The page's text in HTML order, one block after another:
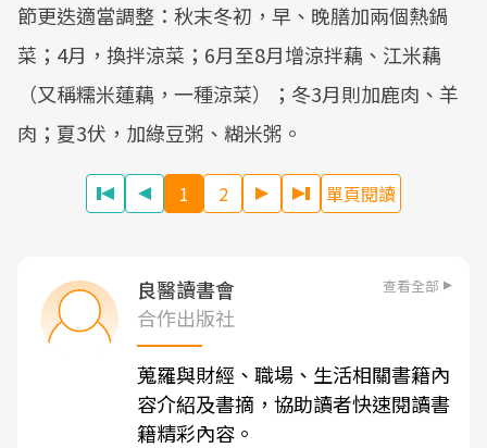
節更迭適當調整：秋末冬初，早、晚膳加兩個熱鍋
菜；4月，換拌涼菜；6月至8月增涼拌藕、江米藕
（又稱糯米蓮藕，一種涼菜）；冬3月則加鹿肉、羊
肉；夏3伏，加綠豆粥、糊米粥。
1 2 單頁閱讀
良醫讀書會 查看全部
合作出版社
蒐羅與財經、職場、生活相關書籍內
容介紹及書摘，協助讀者快速閱讀書
籍精彩內容。